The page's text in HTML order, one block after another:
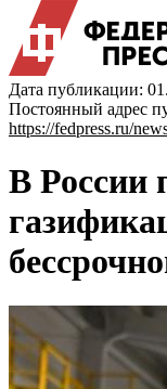
Дата публикации:
Постоянный адрес
https://fedpress.ru/
В России